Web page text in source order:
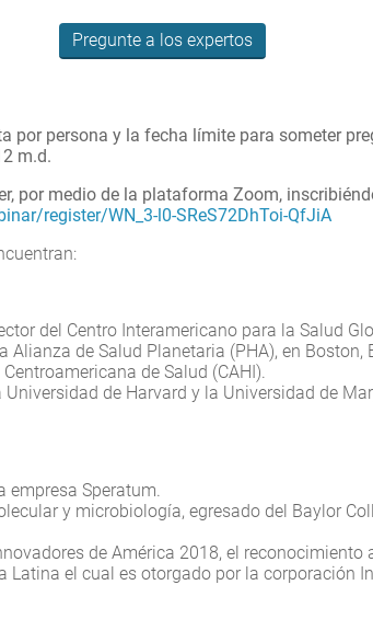
Pregunte a los expertos
por persona y la fecha límite para someter
m.d.
por medio de la plataforma Zoom,
register/WN_3-l0-SReS72DhToi-QfJiA
del Centro Interamericano para la Salud
Alianza de Salud Planetaria (PHA), en Boston,
de Salud (CAHI).
Universidad de Harvard y la Universidad de
empresa Speratum.
y microbiología, egresado del Baylor
de América 2018, el
Latina el cual es otorgado por la corporación